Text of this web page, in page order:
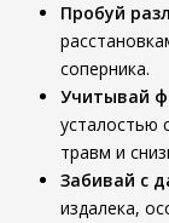
Пробуй
соперника.
Учитывай
усталостью
травм и
Забивай с
издалека,